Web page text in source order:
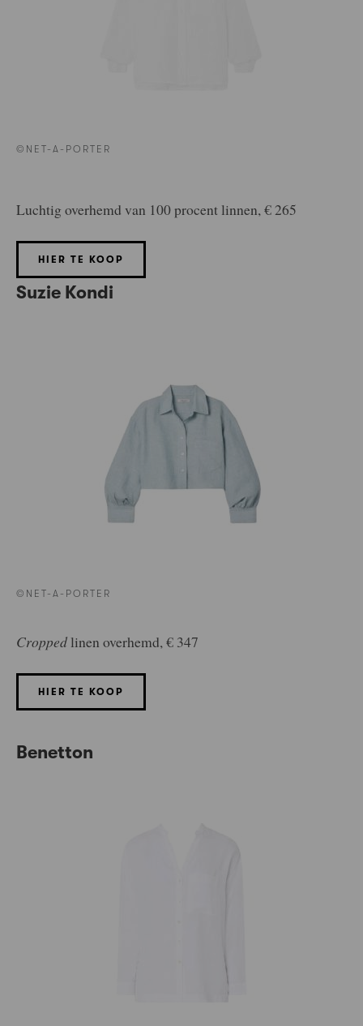
©NET-A-PORTER
Luchtig overhemd van 100 procent linnen, € 265
HIER TE KOOP
Suzie Kondi
©NET-A-PORTER
Cropped linen overhemd, € 347
HIER TE KOOP
Benetton